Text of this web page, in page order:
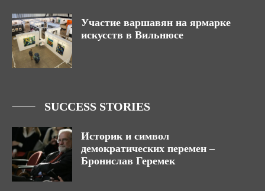
Участие варшавян на ярмарке
искусств в Вильнюсе
SUCCESS STORIES
Историк и символ
демократических перемен –
Бронислав Геремек